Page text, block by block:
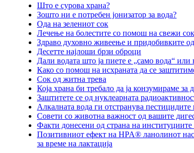
Што е сурова храна?
Зошто ни е потребен јонизатор за вода?
Ода на зелениот сок
Лечење на болестите со помош на свежи
Здраво духовно живеење и придобивките
Десетте најлоши брзи оброци
Дали водата што ја пиете е „само вода“
Како со помош на исхраната да се
Сок од житна трева
Која храна би требало да ја конзумираме за
Заштитете се од нуклеарната
Алкалната вода ги отстранува
Совети со животна важност од вашите
Факти донесени од страна на
Позитивниот ефект на HPA® ланолинот
за време на лактација